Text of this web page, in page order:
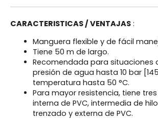
CARACTERISTICAS / VENTAJAS :
Manguera flexible y de fácil
Tiene 50 m de largo.
Recomendada para situaciones
presión de agua hasta 10 bar
temperatura hasta 50 °C.
Para mayor resistencia, tiene
interna de PVC, intermedia de
trenzado y externa de PVC.